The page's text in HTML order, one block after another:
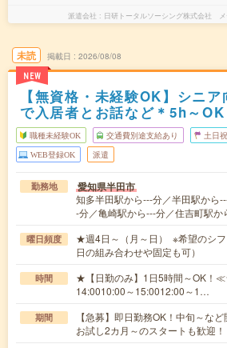
派遣会社 日研トータルソーシング株式会社
未読
NEW
掲載日 2026/08/08
【無資格・未経験OK】シニ
で入居者とお話など＊5h～OK
職種未経験OK 交通費別途支給あり 土日
WEB登録OK 派遣
勤務地 愛知県半田市
知多半田駅から---分／半田駅から
-分／亀崎駅から---分／住吉町駅か
曜日頻度
★週4日～（月～日） ※希望のシ
日の組み合わせや固定も可）
時間
★【日勤のみ】1日5時間～OK！
14:0010:00～15:0012:00～1…
期間
【急募】即日勤務OK！中旬～
お試し2カ月～のスタートも歓迎！